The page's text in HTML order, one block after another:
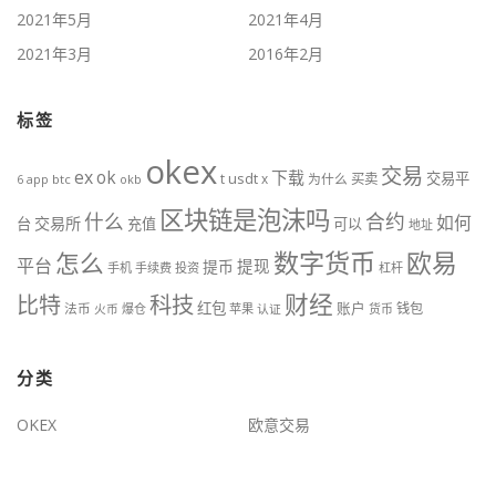
2021年5月
2021年4月
2021年3月
2016年2月
标签
6 app btc exok okb okext usdtx下载 为什么 买卖 交易 交易平
台 交易所 什么 充值 区块链是泡沫吗 可以 合约 地址 如何
平台 怎么 手机 手续费 投资 提币 提现 数字货币 杠杆 欧易
比特法币 火币 爆仓 科技 红包 苹果 认证 财经 账户 货币 钱包
分类
OKEX 欧意交易